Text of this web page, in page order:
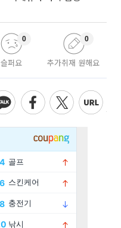
슬퍼요
0
추가취재 원해요
0